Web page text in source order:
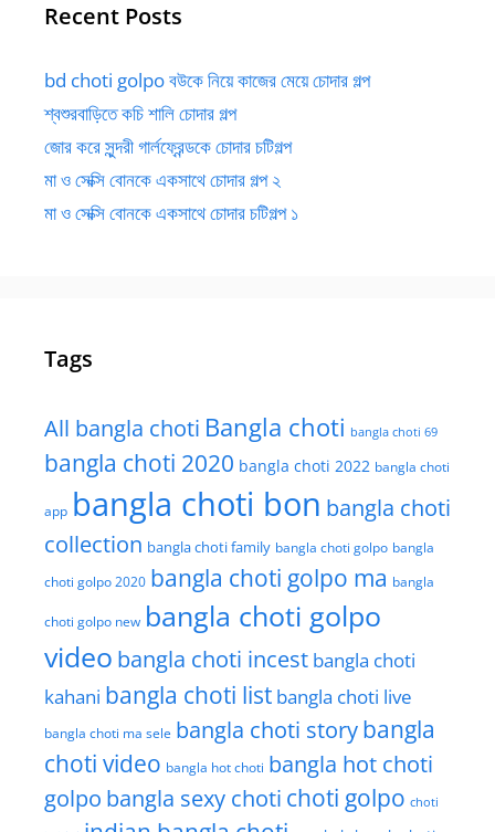
Recent Posts
bd choti golpo বউকে নিয়ে কাজের মেয়ে চোদার গল্প
শ্বশুরবাড়িতে কচি শালি চোদার গল্প
জোর করে সুন্দরী গার্লফ্রেন্ডকে চোদার চটিগল্প
মা ও সেক্সি বোনকে একসাথে চোদার গল্প ২
মা ও সেক্সি বোনকে একসাথে চোদার চটিগল্প ১
Tags
All bangla choti Bangla choti bangla choti 69
bangla choti 2020 bangla choti 2022 bangla choti
app bangla choti bon bangla choti
collection bangla choti family bangla choti golpo bangla
choti golpo 2020 bangla choti golpo ma bangla
choti golpo new bangla choti golpo
video bangla choti incest bangla choti
kahani bangla choti list bangla choti live
bangla choti ma sele bangla choti storybangla
choti video bangla hot choti bangla hot choti
golpo bangla sexy choti choti golpo choti